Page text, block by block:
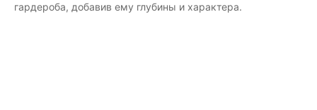
гардероба, добавив ему глубины и характера.